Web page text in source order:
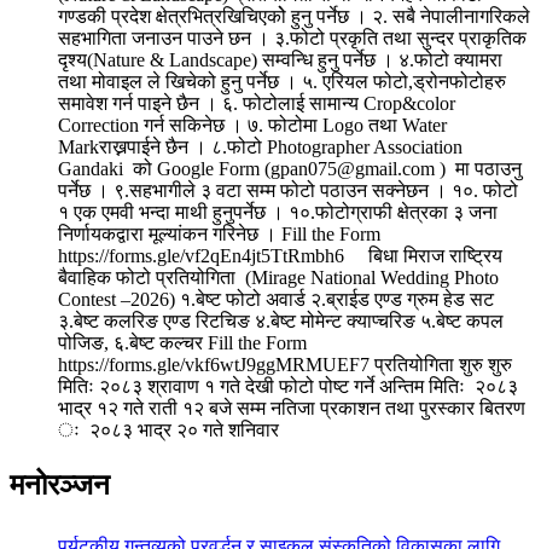
गण्डकी प्रदेश क्षेत्रभित्रखिचिएकोे हुनु पर्नेछ । २. सबै नेपालीनागरिकले
सहभागिता जनाउन पाउने छन । ३.फोटो प्रकृति तथा सुन्दर प्राकृतिक
दृश्य(Nature & Landscape) सम्वन्धि हुनु पर्नेछ । ४.फोटो क्यामरा
तथा मोवाइल ले खिचेको हुनु पर्नेछ । ५. एरियल फोटो,ड्रोनफोटोहरु
समावेश गर्न पाइने छैन । ६. फोटोलाई सामान्य Crop&color
Correction गर्न सकिनेछ । ७. फोटोमा Logo तथा Water
Markराख्नपाईने छैन । ८.फोटो Photographer Association
Gandaki को Google Form (gpan075@gmail.com ) मा पठाउनु
पर्नेछ । ९.सहभागीले ३ वटा सम्म फोटो पठाउन सक्नेछन । १०. फोटो
१ एक एमवी भन्दा माथी हुनुपर्नेछ । १०.फोटोग्राफी क्षेत्रका ३ जना
निर्णायकद्वारा मूल्यांकन गरिनेछ । Fill the Form
https://forms.gle/vf2qEn4jt5TtRmbh6 बिधा मिराज राष्ट्रिय
बैवाहिक फोटो प्रतियोगिता (Mirage National Wedding Photo
Contest –2026) १.बेष्ट फोटो अवार्ड २.ब्राईड एण्ड ग्रुम हेड सट
३.बेष्ट कलरिङ एण्ड रिटचिङ ४.बेष्ट मोमेन्ट क्याप्चरिङ ५.बेष्ट कपल
पोजिङ, ६.बेष्ट कल्चर Fill the Form
https://forms.gle/vkf6wtJ9ggMRMUEF7 प्रतियोगिता शुरु शुरु
मितिः २०८३ श्रावाण १ गते देखी फोटो पोष्ट गर्ने अन्तिम मितिः २०८३
भाद्र १२ गते राती १२ बजे सम्म नतिजा प्रकाशन तथा पुरस्कार बितरण
ः २०८३ भाद्र २० गते शनिवार
मनोरञ्जन